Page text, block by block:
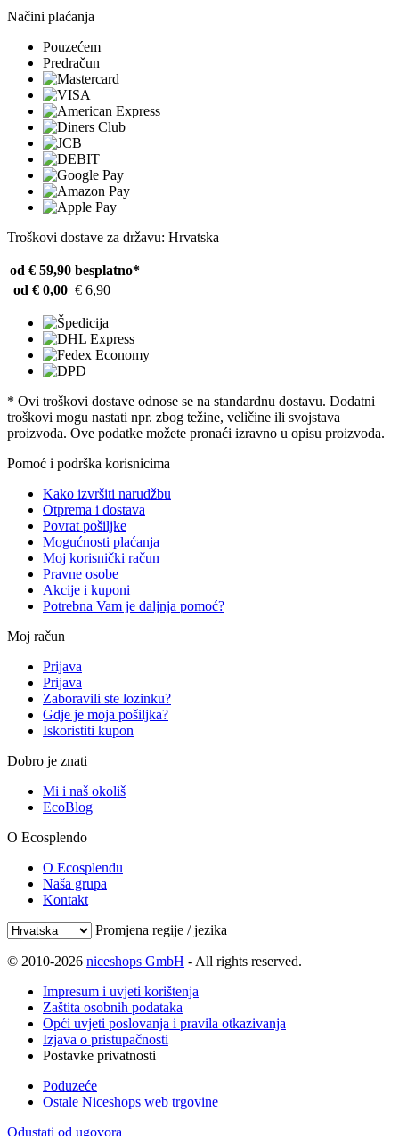
Načini plaćanja
Pouzećem
Predračun
Troškovi dostave za državu: Hrvatska
od € 59,90 besplatno*
od € 0,00 € 6,90
* Ovi troškovi dostave odnose se na standardnu ​​dostavu. Dodatni
troškovi mogu nastati npr. zbog težine, veličine ili svojstava
proizvoda. Ove podatke možete pronaći izravno u opisu proizvoda.
Pomoć i podrška korisnicima
Kako izvršiti narudžbu
Otprema i dostava
Povrat pošiljke
Mogućnosti plaćanja
Moj korisnički račun
Pravne osobe
Akcije i kuponi
Potrebna Vam je daljnja pomoć?
Moj račun
Prijava
Prijava
Zaboravili ste lozinku?
Gdje je moja pošiljka?
Iskoristiti kupon
Dobro je znati
Mi i naš okoliš
EcoBlog
O Ecosplendo
O Ecosplendu
Naša grupa
Kontakt
Promjena regije / jezika
© 2010-2026 niceshops GmbH - All rights reserved.
Impresum i uvjeti korištenja
Zaštita osobnih podataka
Opći uvjeti poslovanja i pravila otkazivanja
Izjava o pristupačnosti
Postavke privatnosti
Poduzeće
Ostale Niceshops web trgovine
Odustati od ugovora